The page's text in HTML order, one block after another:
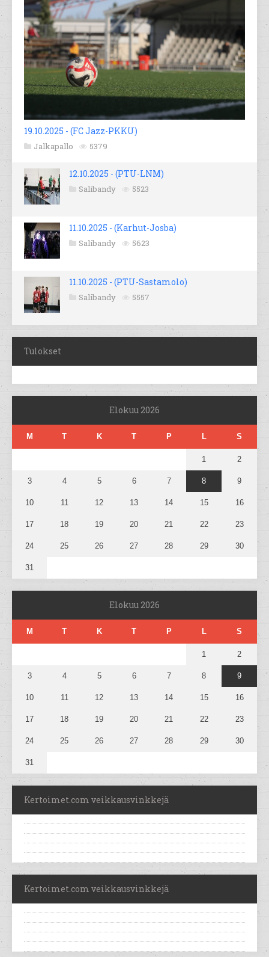
19.10.2025 - (FC Jazz-PKKU)
Jalkapallo 5379
12.10.2025 - (PTU-LNM)
Salibandy 5523
11.10.2025 - (Karhut-Josba)
Salibandy 5623
11.10.2025 - (PTU-Sastamolo)
Salibandy 5557
Tulokset
Elokuu 2026
M T K T P L S
1 2
3 4 5 6 7 8 9
10 11 12 13 14 15 16
17 18 19 20 21 22 23
24 25 26 27 28 29 30
31
Elokuu 2026
M T K T P L S
1 2
3 4 5 6 7 8 9
10 11 12 13 14 15 16
17 18 19 20 21 22 23
24 25 26 27 28 29 30
31
Kertoimet.com veikkausvinkkejä
Kertoimet.com veikkausvinkkejä